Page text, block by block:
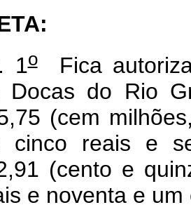
oFica
Docas do Rio
(cem
cinco reais e
(cento e
e noventa e um